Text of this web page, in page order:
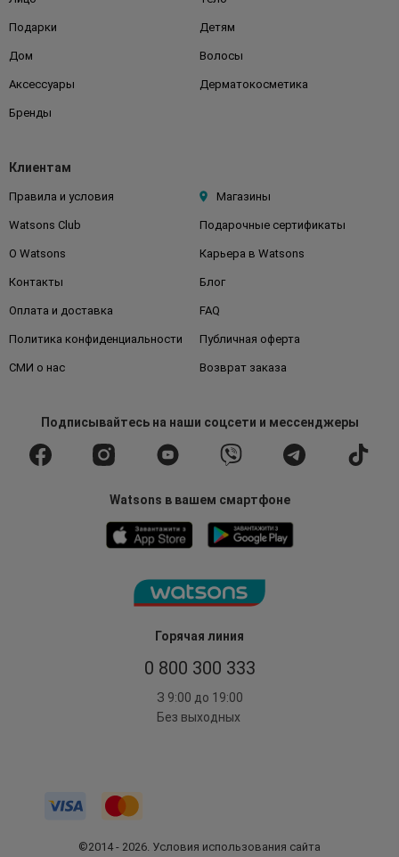
Горячая линия
0 800 300 333
З 9:00 до 19:00
Без выходных
Подарки Детям
Дом Волосы
Аксессуары Дерматокосметика
Бренды
Клиентам
Правила и условия Магазины
Watsons Club Подарочные сертификаты
О Watsons Карьера в Watsons
Контакты Блог
Оплата и доставка FAQ
Политика конфиденциальности Публичная оферта
СМИ о нас Возврат заказа
Подписывайтесьна наши соцсети и мессенджеры
Watsons в вашем смартфоне
©2014 - 2026. Условия использования сайта